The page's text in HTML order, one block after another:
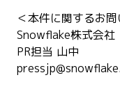
＜本件に関するお
Snowflake株式会社
PR担当 山中